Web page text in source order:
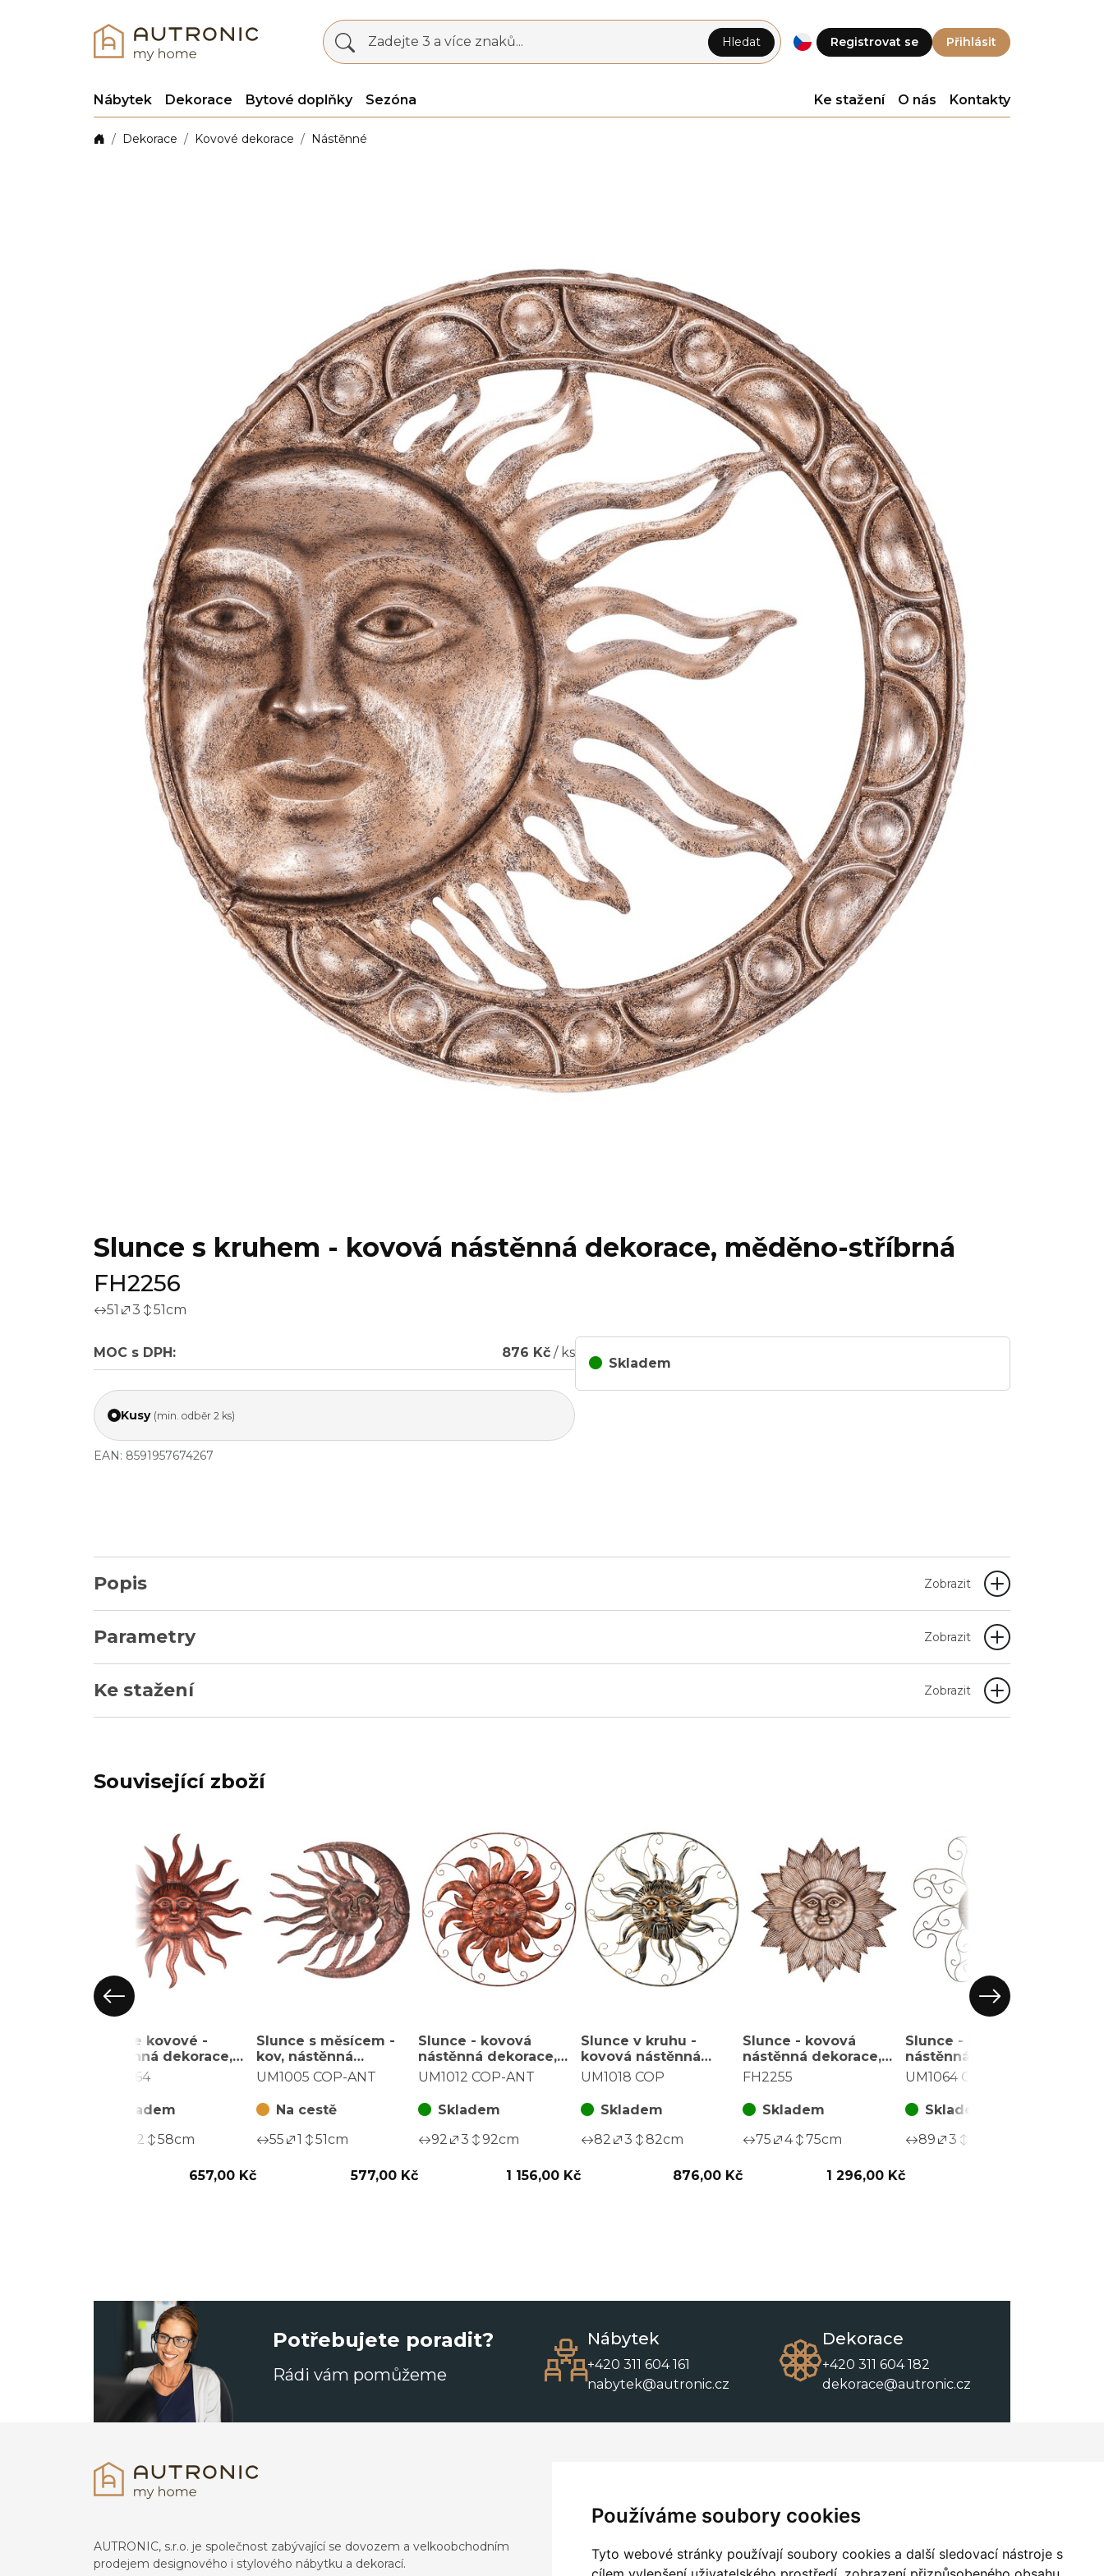
Používáme soubory cookies
Tyto webové stránky používají soubory cookies a další sledovací nástroje s
Registrovat se Přihlásit
Zadejte 3 a více znaků... Hledat
Nábytek Dekorace Bytové doplňky Sezóna Ke stažení O nás Kontakty
Dekorace Kovové dekorace Nástěnné
Slunce s kruhem - kovová nástěnná dekorace, měděno-stříbrná
FH2256
51 3 51cm
MOC s DPH: 876 Kč / ks
Kusy (min. odběr 2 ks)
EAN: 8591957674267
Skladem
Popis Zobrazit
Parametry Zobrazit
Ke stažení Zobrazit
Související zboží
Slunce kovové -
nástěnná dekorace,
barva měděná
UM0864
Skladem
2 58cm
657,00 Kč
Slunce s měsícem -
kov, nástěnná
dekorace, barva
UM1005 COP-ANT
Na cestě
55
1 51cm
577,00 Kč
Slunce - kovová
nástěnná dekorace,
barva měděná
UM1012 COP-ANT
Skladem
92
3 92cm
1 156,00 Kč
Slunce v kruhu -
kovová nástěnná
dekorace, barva
UM1018 COP
Skladem
82
3 82cm
876,00 Kč
Slunce - kovová
nástěnná dekorace,
šedá
FH2255
Skladem
75
4 75cm
1 296,00 Kč
Slunce - kovová
nástěnná dekorace,
barva měděná
UM1064 COP-ANT
Skladem
89
3
Potřebujete poradit?
Rádi vám pomůžeme
Nábytek
+420 311 604 161
nabytek@autronic.cz
Dekorace
+420 311 604 182
dekorace@autronic.cz
AUTRONIC, s.r.o. je společnost zabývající se dovozem a velkoobchodním
prodejem designového i stylového nábytku a dekorací.
O nás